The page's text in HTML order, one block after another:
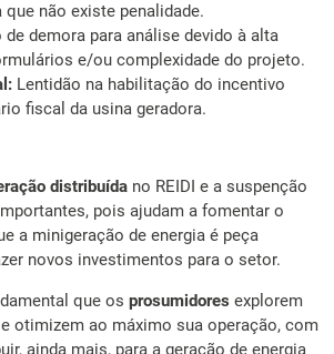
não existe penalidade.
de demora para análise devido à alta
e/ou complexidade do projeto.
Lentidão na habilitação do incentivo
fiscal da usina geradora.
distribuída no REIDI e a suspenção
pois ajudam a fomentar o
a minigeração de energia é peça
novos investimentos para o setor.
que os prosumidores explorem
otimizem ao máximo sua operação, com
ainda mais, para a geração de energia